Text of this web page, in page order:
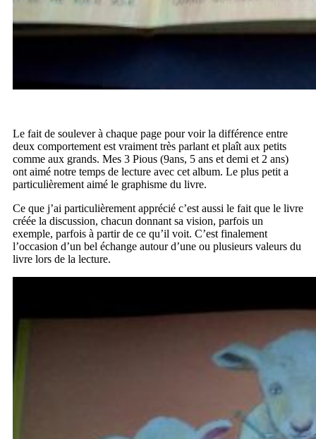
Le fait de soulever à chaque page pour voir la différence entre
deux comportement est vraiment très parlant et plaît aux petits
comme aux grands. Mes 3 Pious (9ans, 5 ans et demi et 2 ans)
ont aimé notre temps de lecture avec cet album. Le plus petit a
particulièrement aimé le graphisme du livre.
Ce que j’ai particulièrement apprécié c’est aussi le fait que le livre
créée la discussion, chacun donnant sa vision, parfois un
exemple, parfois à partir de ce qu’il voit. C’est finalement
l’occasion d’un bel échange autour d’une ou plusieurs valeurs du
livre lors de la lecture.